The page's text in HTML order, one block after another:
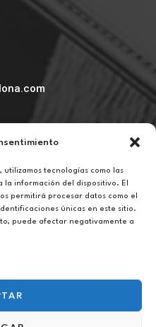
tecnologías como las
información del dispositivo. El
permitirá procesar datos como el
únicas en este sitio.
puede afectar negativamente a